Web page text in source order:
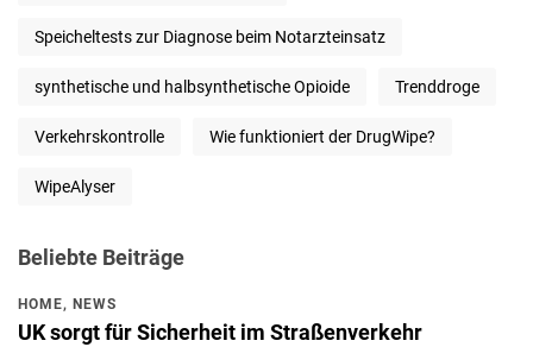
Speicheltests zur Diagnose beim Notarzteinsatz
synthetische und halbsynthetische Opioide Trenddroge
Verkehrskontrolle Wie funktioniert der DrugWipe?
WipeAlyser
Beliebte Beiträge
HOME, NEWS
UK sorgt für Sicherheit im Straßenverkehr